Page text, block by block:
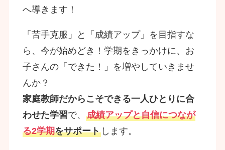
へ導きます！
「苦手克服」と「成績アップ」を目指すな
ら、今が始めどき！学期をきっかけに、お
子さんの「できた！」を増やしていきませ
んか？
家庭教師だからこそできる一人ひとりに合
わせた学習で、 成績アップと自信につなが
る2学期をサポートします。